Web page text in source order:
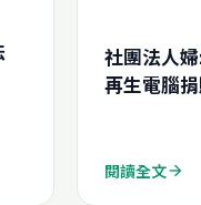
社團法人
再生電腦
閱讀全文arrow_forward